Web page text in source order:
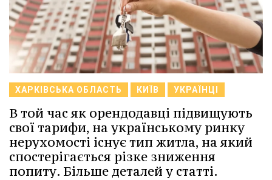
ХАРКІВСЬКА ОБЛАСТЬ КИЇВ УКРАЇНЦІ
В той час як орендодавці підвищують
свої тарифи, на українському ринку
нерухомості існує тип житла, на який
спостерігається різке зниження
попиту. Більше деталей у статті.